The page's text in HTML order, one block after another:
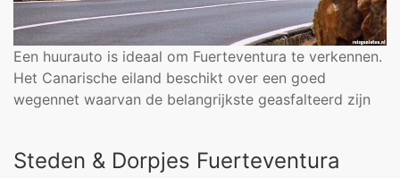
Een huurauto is ideaal om Fuerteventura te verkennen.
Het Canarische eiland beschikt over een goed
wegennet waarvan de belangrijkste geasfalteerd zijn
Steden & Dorpjes Fuerteventura